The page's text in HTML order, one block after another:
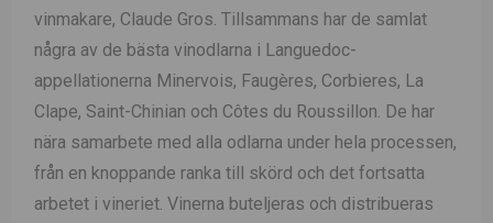
vinmakare, Claude Gros. Tillsammans har de samlat
några av de bästa vinodlarna i Languedoc-
appellationerna Minervois, Faugères, Corbieres, La
Clape, Saint-Chinian och Côtes du Roussillon. De har
nära samarbete med alla odlarna under hela processen,
från en knoppande ranka till skörd och det fortsatta
arbetet i vineriet. Vinerna buteljeras och distribueras